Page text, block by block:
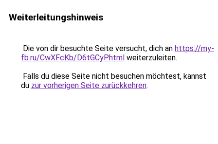
Weiterleitungshinweis
Die von dir besuchte Seite versucht, dich an https://my-
fb.ru/CwXFcKb/D6tGCyP.html weiterzuleiten.
Falls du diese Seite nicht besuchen möchtest, kannst
du zur vorherigen Seite zurückkehren.